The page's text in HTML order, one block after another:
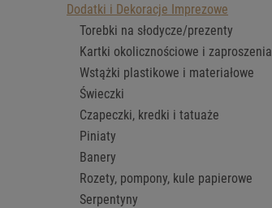
Dodatki i Dekoracje Imprezowe
Torebki na słodycze/prezenty
Kartki okolicznościowe i zaproszenia
Wstążki plastikowe i materiałowe
Świeczki
Czapeczki, kredki i tatuaże
Piniaty
Banery
Rozety, pompony, kule papierowe
Serpentyny